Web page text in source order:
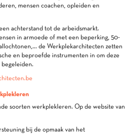
mensen coachen, opleiden en
achterstand tot de arbeidsmarkt.
in armoede of met een beperking, 50-
de Werkplekarchitecten zetten
en beproefde instrumenten in om deze
soorten werkplekleren. Op de website van
bij de opmaak van het